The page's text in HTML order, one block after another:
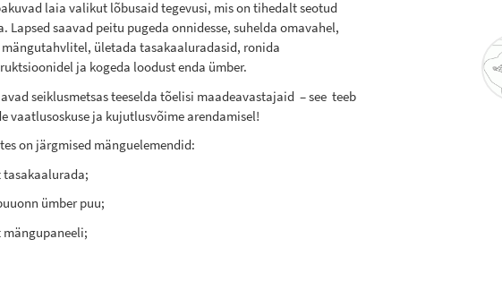
laia valikut lõbusaid tegevusi, mis on tihedalt seotud
Lapsed saavad peitu pugeda onnidesse, suhelda omavahel,
ületada tasakaaluradasid, ronida
ja kogeda loodust enda ümber.
seiklusmetsas teeselda tõelisi maadeavastajaid – see teeb
vaatlusoskuse ja kujutlusvõime arendamisel!
on järgmised mänguelemendid:
tasakaalurada;
ümber puu;
mängupaneeli;